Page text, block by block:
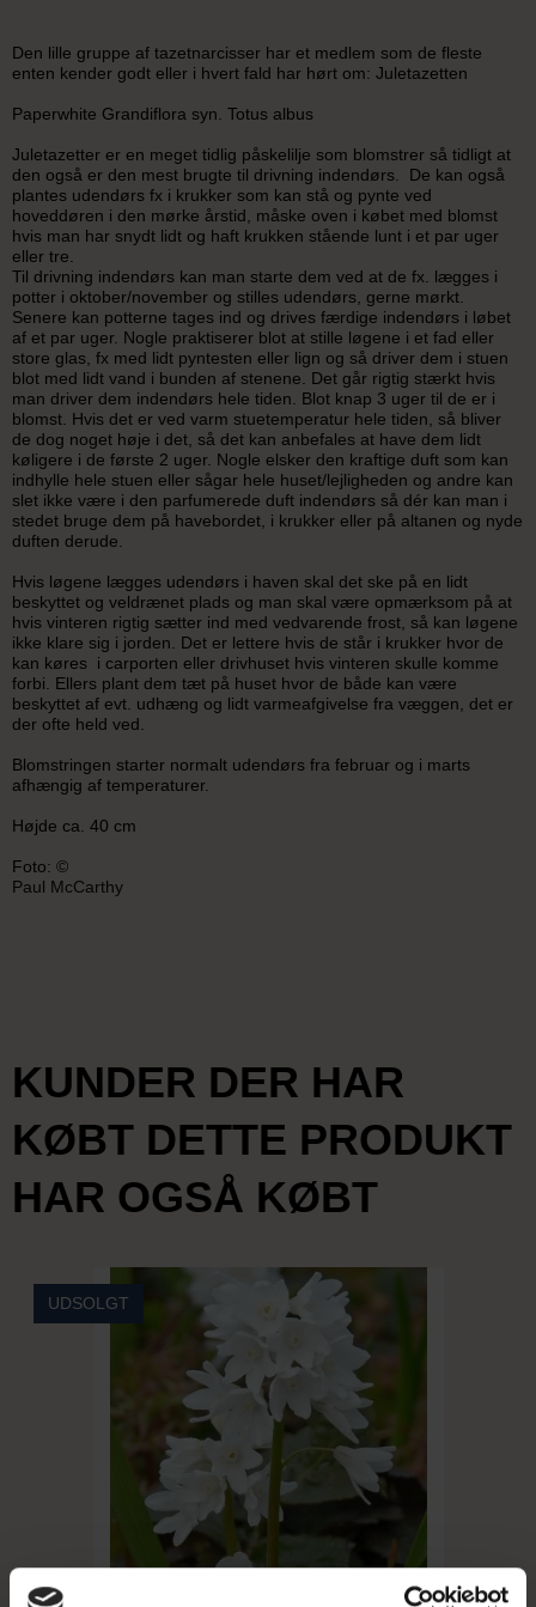
Den lille gruppe af tazetnarcisser har et medlem som de fleste
enten kender godt eller i hvert fald har hørt om: Juletazetten
Paperwhite Grandiflora syn. Totus albus
Juletazetter er en meget tidlig påskelilje som blomstrer så tidligt at
den også er den mest brugte til drivning indendørs. De kan også
plantes udendørs fx i krukker som kan stå og pynte ved
hoveddøren i den mørke årstid, måske oven i købet med blomst
hvis man har snydt lidt og haft krukken stående lunt i et par uger
eller tre.
Til drivning indendørs kan man starte dem ved at de fx. lægges i
potter i oktober/november og stilles udendørs, gerne mørkt.
Senere kan potterne tages ind og drives færdige indendørs i løbet
af et par uger. Nogle praktiserer blot at stille løgene i et fad eller
store glas, fx med lidt pyntesten eller lign og så driver dem i stuen
blot med lidt vand i bunden af stenene. Det går rigtig stærkt hvis
man driver dem indendørs hele tiden. Blot knap 3 uger til de er i
blomst. Hvis det er ved varm stuetemperatur hele tiden, så bliver
de dog noget høje i det, så det kan anbefales at have dem lidt
køligere i de første 2 uger. Nogle elsker den kraftige duft som kan
indhylle hele stuen eller sågar hele huset/lejligheden og andre kan
slet ikke være i den parfumerede duft indendørs så dér kan man i
stedet bruge dem på havebordet, i krukker eller på altanen og nyde
duften derude.
Hvis løgene lægges udendørs i haven skal det ske på en lidt
beskyttet og veldrænet plads og man skal være opmærksom på at
hvis vinteren rigtig sætter ind med vedvarende frost, så kan løgene
ikke klare sig i jorden. Det er lettere hvis de står i krukker hvor de
kan køres i carporten eller drivhuset hvis vinteren skulle komme
forbi. Ellers plant dem tæt på huset hvor de både kan være
beskyttet af evt. udhæng og lidt varmeafgivelse fra væggen, det er
der ofte held ved.
Blomstringen starter normalt udendørs fra februar og i marts
afhængig af temperaturer.
Højde ca. 40 cm
Foto: ©
Paul McCarthy
KUNDER DER HAR
KØBT DETTE PRODUKT
HAR OGSÅ KØBT
UDSOLGT